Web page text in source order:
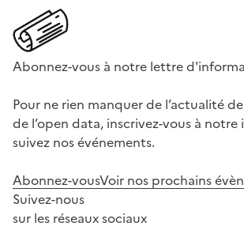
Abonnez-vous à notre lettre
Pour ne rien manquer de l’actualité
de l’open data, inscrivez-vous à
suivez nos événements.
Abonnez-vousVoir nos prochains
Suivez-nous
sur les réseaux sociaux